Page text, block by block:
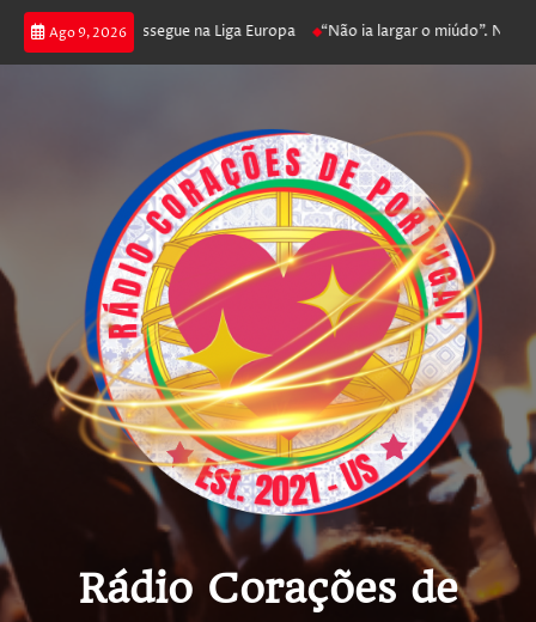
Ago 9, 2026
poker e prossegue na Liga Europa “Não ia largar o miúdo”. Nadador-
Rádio Corações de